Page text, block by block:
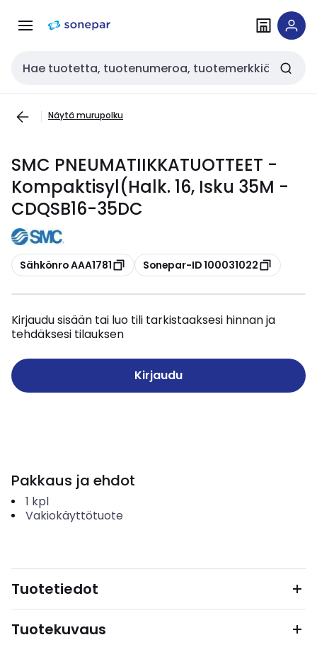
navigointiinsisältöön
Haku
Näytä murupolku
SMC PNEUMATIIKKATUOTTEET -
Kompaktisyl(Halk. 16, Isku 35M -
CDQSB16-35DC
Kopioi
Sähkönro AAA1781 Kopioi
Sonepar-ID 100031022
Kirjaudu sisään tai luo tili tarkistaaksesi hinnan ja
tehdäksesi tilauksen
Kirjaudu
Pakkaus ja ehdot
1 kpl
Vakiokäyttötuote
Tuotetiedot
Tuotekuvaus